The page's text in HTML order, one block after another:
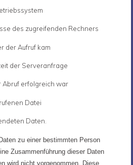
des zugreifenden Rechners
der Aufruf kam
der Serveranfrage
Abruf erfolgreich war
Datei
Daten.
zu einer bestimmten Person
Zusammenführung dieser Daten
wird nicht vorgenommen. Diese